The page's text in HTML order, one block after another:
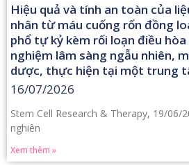
Hiệu quả và tính an toàn của
nhân từ máu cuống rốn đồng
phổ tự kỷ kèm rối loạn điều
nghiệm lâm sàng ngẫu nhiên,
dược, thực hiện tại một trung
16/07/2026
Stem Cell Research & Therapy, 19/06/
nghiên
Xem thêm »